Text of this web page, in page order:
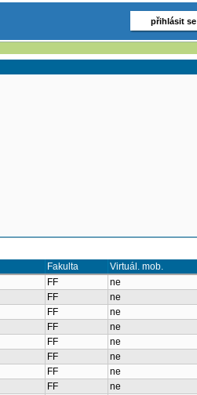
přihlásit se
Fakulta Virtuál. mob.
FF ne
FF ne
FF ne
FF ne
FF ne
FF ne
FF ne
FF ne